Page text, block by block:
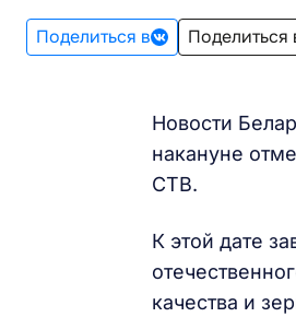
Поделиться в Поделиться
Новости
накануне
СТВ.
К этой дате
качества и